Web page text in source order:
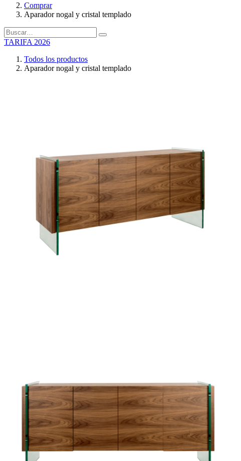
Comprar
Aparador nogal y cristal templado
TARIFA 2026
Todos los productos
Aparador nogal y cristal templado